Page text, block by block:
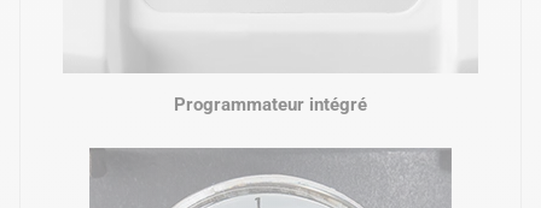
Programmateur intégré